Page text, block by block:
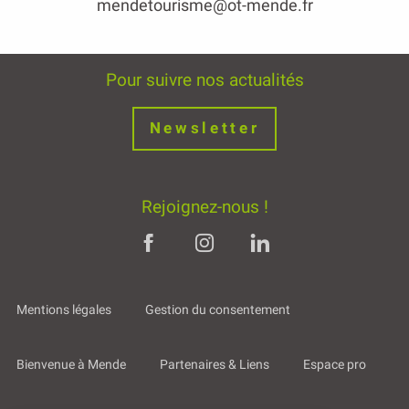
mendetourisme@ot-mende.fr
Pour suivre nos actualités
Newsletter
Rejoignez-nous !
Mentions légales Gestion du consentement
Bienvenue à Mende Partenaires & Liens Espace pro